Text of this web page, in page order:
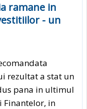
ramane in
- un
rezultat a stat un
pana in ultimul
Finantelor, in